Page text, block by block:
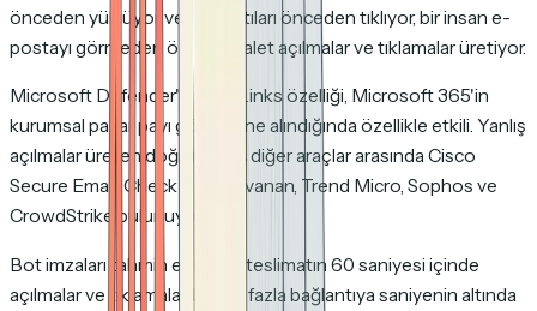
önceden yüklüyor ve bağlantıları önceden tıklıyor, bir insan e-
postayı görmeden önce hayalet açılmalar ve tıklamalar üretiyor.
Microsoft Defender'ın Safe Links özelliği, Microsoft 365'in
kurumsal pazar payı göz önüne alındığında özellikle etkili. Yanlış
açılmalar üreten doğrulanmış diğer araçlar arasında Cisco
Secure Email, Check Point Avanan, Trend Micro, Sophos ve
CrowdStrike bulunuyor.
Bot imzaları tahmin edilebilir: teslimatın 60 saniyesi içinde
açılmalar ve tıklamalar, birden fazla bağlantıya saniyenin altında